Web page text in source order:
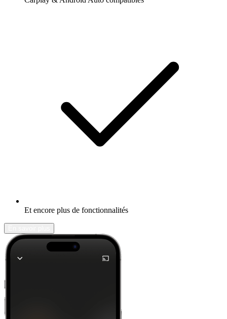
Et encore plus de fonctionnalités